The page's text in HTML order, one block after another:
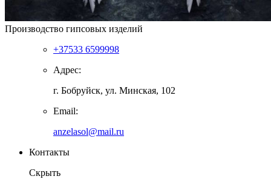
Производство гипсовых изделий
+37533 6599998
Адрес:
г. Бобруйск, ул. Минская, 102
Email:
anzelasol@mail.ru
Контакты
Скрыть